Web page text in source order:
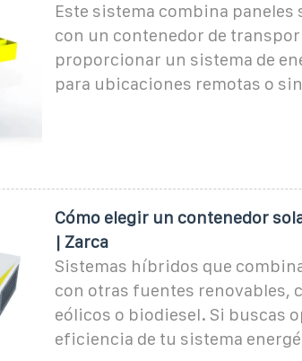
Este sistema combina paneles
con un contenedor de
proporcionar un sistema de
para ubicaciones remotas o
Cómo elegir un contenedor
| Zarca
Sistemas híbridos que
con otras fuentes renovables,
eólicos o biodiesel. Si buscas
eficiencia de tu sistema